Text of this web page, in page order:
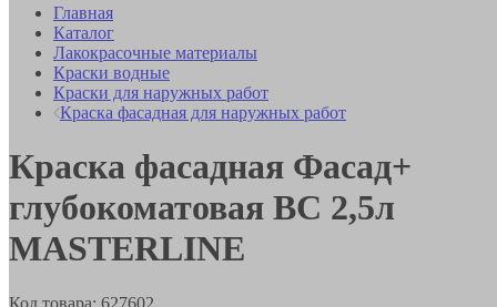
Главная
Каталог
Лакокрасочные материалы
Краски водные
Краски для наружных работ
Краска фасадная для наружных работ
Краска фасадная Фасад+
глубокоматовая BC 2,5л
MASTERLINE
Код товара: 627602